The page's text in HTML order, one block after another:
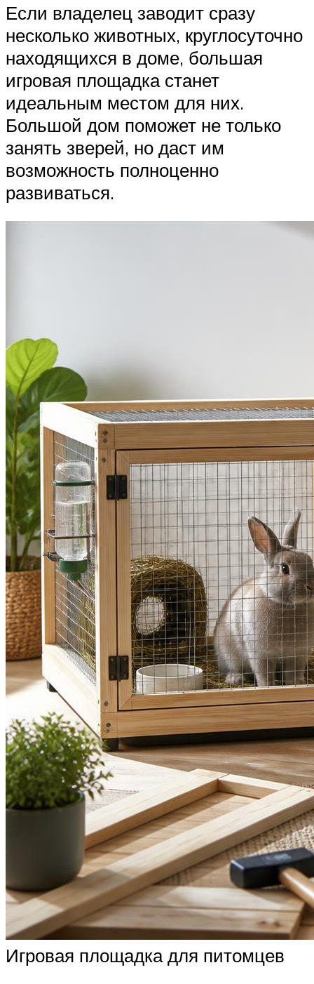
Если владелец заводит сразу
несколько животных, круглосуточно
находящихся в доме, большая
игровая площадка станет
идеальным местом для них.
Большой дом поможет не только
занять зверей, но даст им
возможность полноценно
развиваться.
Игровая площадка для питомцев